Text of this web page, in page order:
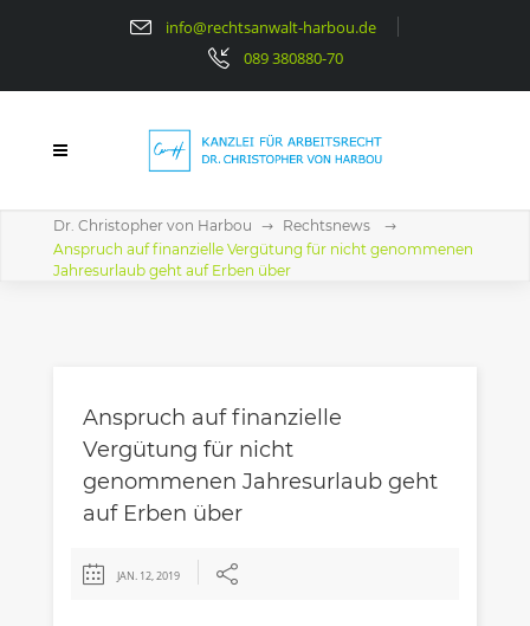
info@rechtsanwalt-harbou.de
089 380880-70
Dr. Christopher von Harbou
Rechtsnews
Anspruch auf finanzielle Vergütung für nicht genommenen
Jahresurlaub geht auf Erben über
Anspruch auf finanzielle
Vergütung für nicht
genommenen Jahresurlaub geht
auf Erben über
JAN. 12, 2019